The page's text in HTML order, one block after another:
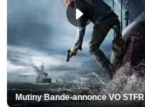
Mutiny Bande-annonce VO STFR